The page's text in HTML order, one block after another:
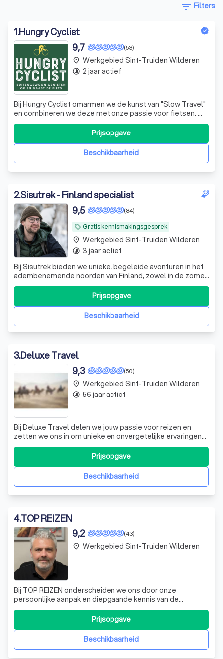
filter_list Filters
1.Hungry Cyclist
(53)
9,7
Bij Hungry Cyclist omarmen we de kunst van "Slow Travel"
en combineren we deze met onze passie voor fietsen. Wij
geloven dat een reis niet alleen draait om de
bestemming, maar om de ervaringen die je onderweg
opdoet. Terwijl we door schilderachtige landschappen
fietsen, nemen we de tijd om te geniet
Beschikbaarheid
Prijsopgave
place Werkgebied Sint-Truiden Wilderen
timelapse 2 jaar actief
2.Sisutrek - Finland specialist
local_offer Gratis kennismakingsgesprek
(84)
9,5
Bij Sisutrek bieden we unieke, begeleide avonturen in het
adembenemende noorden van Finland, zowel in de zomer
als in de winter. Wij nemen je mee op een ontdekkingsreis
door de ongerepte natuur, waar je kunt genieten van de
rust en de schoonheid van de Finse wildernis. Of je nu wilt
wandelen over de
Beschikbaarheid
Prijsopgave
place Werkgebied Sint-Truiden Wilderen
timelapse 3 jaar actief
3.Deluxe Travel
(50)
9,3
Bij Deluxe Travel delen we jouw passie voor reizen en
zetten we ons in om unieke en onvergetelijke ervaringen
te creëren. Of je nu verlangt naar een ontspannen
strandvakantie, een avontuurlijke trektocht door de natuur
of een culturele ontdekkingstocht, wij staan klaar om je te
begeleiden naar de peBeschikbaarheid
Prijsopgave
place Werkgebied Sint-Truiden Wilderen
timelapse 56 jaar actief
4.TOP REIZEN
(43)
9,2
Bij TOP REIZEN onderscheiden we ons door onze
persoonlijke aanpak en diepgaande kennis van de
reiswereld. Als onafhankelijke reisagent met het TUI
Agent-label staan we klaar om jouw droomvakantie te
realiseren. Wij geloven in de kracht van persoonlijke
service, en daarom nodigen we je uit om in alle
Beschikbaarheid
Prijsopgave
place Werkgebied Sint-Truiden Wilderen